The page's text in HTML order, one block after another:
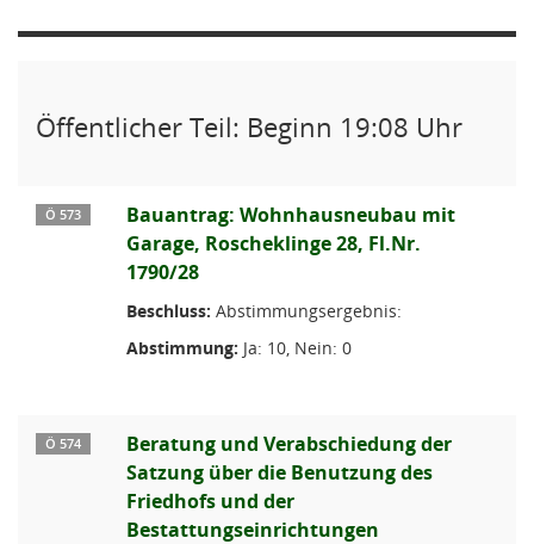
Öffentlicher Teil: Beginn 19:08 Uhr
Ö 573
Bauantrag: Wohnhausneubau mit
Garage, Roscheklinge 28, Fl.Nr.
1790/28
Beschluss: Abstimmungsergebnis:
Abstimmung: Ja: 10, Nein: 0
Ö 574
Beratung und Verabschiedung der
Satzung über die Benutzung des
Friedhofs und der
Bestattungseinrichtungen